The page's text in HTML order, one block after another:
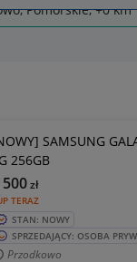
Pomorskie, +0 km
SAMSUNG
256GB
TERAZ
zł
STAN: NOWY
SPRZEDAJĄCY: OSOBA
Przodkowo